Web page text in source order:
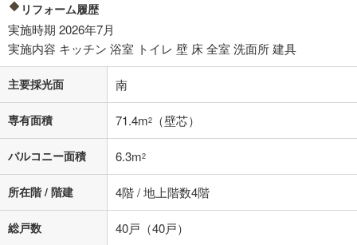
不動産会社に購入相談をする
閉じる
リフォーム履歴
実施時期 2026年7月
実施内容 キッチン 浴室 トイレ 壁 床 全室 洗面所 建具
主要採光面 南
専有面積 71.4m2 （壁芯）
バルコニー面積 6.3m2
所在階 / 階建 4階 / 地上階数4階
総戸数 40戸（40戸）